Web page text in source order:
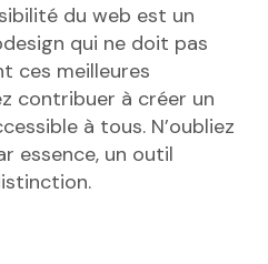
du web est un
qui ne doit pas
ces meilleures
contribuer à créer un
à tous. N’oubliez
essence, un outil